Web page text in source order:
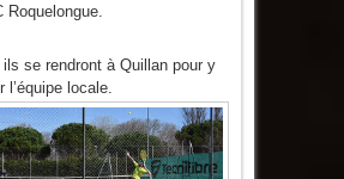
Roquelongue.
se rendront à Quillan pour y
l’équipe locale.